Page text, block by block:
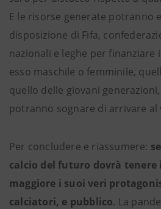
E le risorse generate potranno
disposizione di Fifa,
nazionali e leghe per finanziare
esso maschile o femminile,
quello delle giovani
potranno sognare di arrivare al
Per concludere e riassumere:
calcio del futuro dovrà tenere
maggiore i suoi veri
calciatori, e pubblico. La